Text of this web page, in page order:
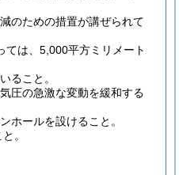
のための措置が講ぜられて
ては、5,000平方ミリメート
ること。
圧の急激な変動を緩和する
ホールを設けること。
。